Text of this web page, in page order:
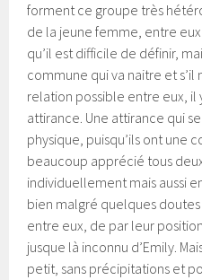
forment ce groupe très
de la jeune femme, entre
qu’il est difficile de définir,
commune qui va naitre et s’il
relation possible entre eux,
attirance. Une attirance qui
physique, puisqu’ils ont une
beaucoup apprécié tous
individuellement mais aussi
bien malgré quelques
entre eux, de par leur
jusque là inconnu d’Emily.
petit, sans précipitations et